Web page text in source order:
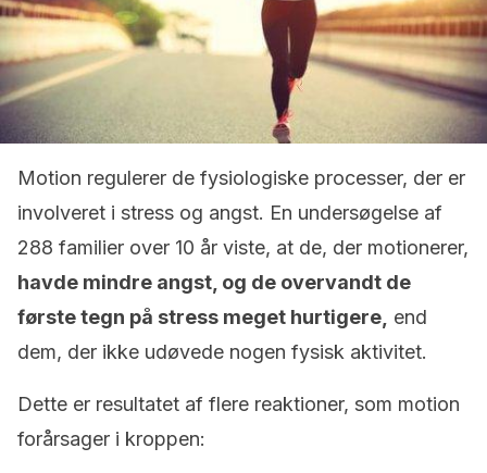
Motion regulerer de fysiologiske processer, der er
involveret i stress og angst. En undersøgelse af
288 familier over 10 år viste, at de, der motionerer,
havde mindre angst, og de overvandt de
første tegn på stress meget hurtigere, end
dem, der ikke udøvede nogen fysisk aktivitet.
Dette er resultatet af flere reaktioner, som motion
forårsager i kroppen: